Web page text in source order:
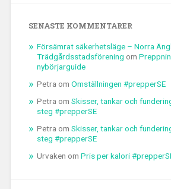
SENASTE KOMMENTARER
Försämrat säkerhetsläge – Norra
Trädgårdsstadsförening om
nybörjarguide
Petra om Omställningen #prepperSE
Petra om Skisser, tankar och
steg #prepperSE
Petra om Skisser, tankar och
steg #prepperSE
Urvaken om Pris per kalori